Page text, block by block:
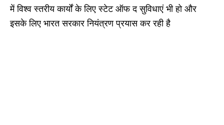
में विश्व स्तरीय कार्यों के लिए स्टेट ऑफ द सुविधाएं भी हो और
इसके लिए भारत सरकार नियंत्रण प्रयास कर रही है